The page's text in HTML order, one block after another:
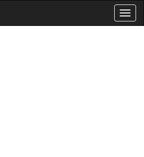
T
o